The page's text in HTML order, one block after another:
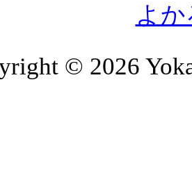
よ
© 2026